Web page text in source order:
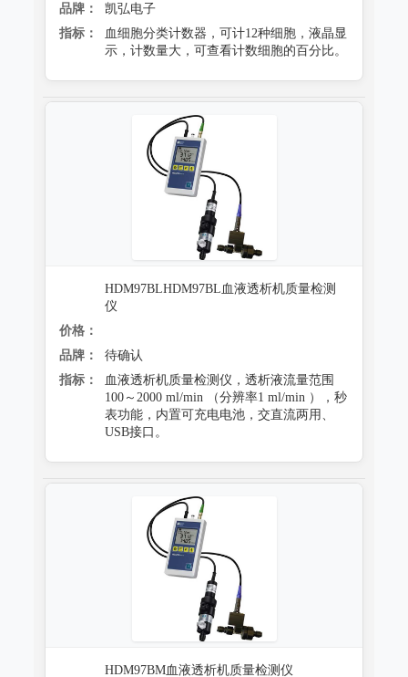
品牌：
凯弘电子
指标：
血细胞分类计数器，可计12种细胞，液晶显
示，计数量大，可查看计数细胞的百分比。
HDM97BLHDM97BL血液透析机质量检测
仪
价格：
品牌：
待确认
指标：
血液透析机质量检测仪，透析液流量范围
100～2000 ml/min （分辨率1 ml/min ），秒
表功能，内置可充电电池，交直流两用、
USB接口。
HDM97BM血液透析机质量检测仪